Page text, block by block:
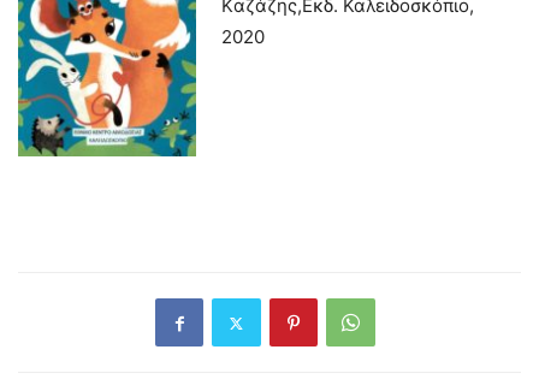
Kαζάζης,Εκδ. Καλειδοσκόπιο,
2020